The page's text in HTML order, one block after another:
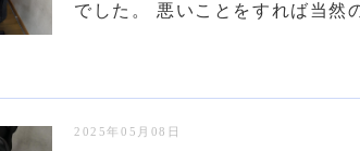
でした。 悪いことをすれば当然
2025年05月08日